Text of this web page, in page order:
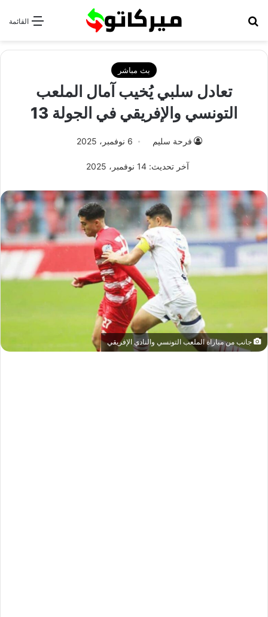
القائمة
بث مباشر
تعادل سلبي يُخيب آمال الملعب
التونسي والإفريقي في الجولة 13
فرحة سليم 6 نوفمبر، 2025
آخر تحديث: 14 نوفمبر، 2025
جانب من مباراة الملعب التونسي والنادي الإفريقي